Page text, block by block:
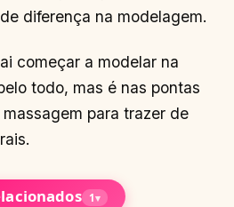
diferença na modelagem.
começar a modelar na
todo, mas é nas pontas
para trazer de
1▾